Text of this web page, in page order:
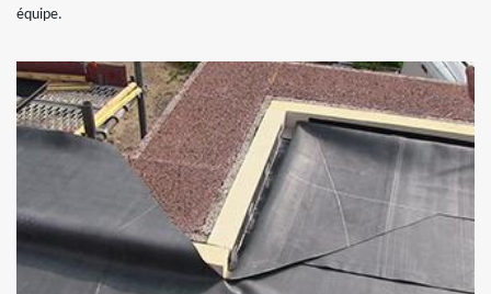
équipe.